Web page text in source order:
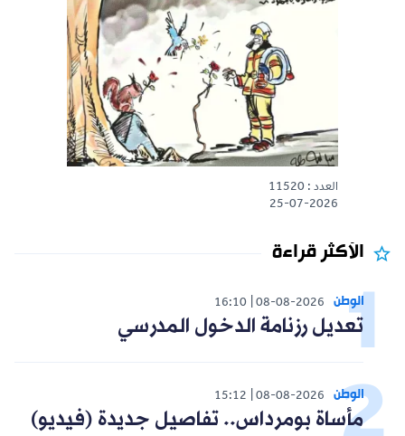
العدد : 11520
25-07-2026
الأكثر قراءة
الوطن 08-08-2026
16:10
تعديل رزنامة الدخول المدرسي
الوطن 08-08-2026
15:12
مأساة بومرداس.. تفاصيل جديدة (فيديو)